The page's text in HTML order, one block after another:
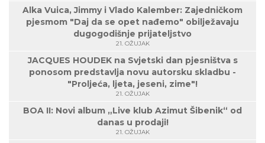
Alka Vuica, Jimmy i Vlado Kalember: Zajedničkom
pjesmom "Daj da se opet nađemo" obilježavaju
dugogodišnje prijateljstvo
21. OŽUJAK
JACQUES HOUDEK na Svjetski dan pjesništva s
ponosom predstavlja novu autorsku skladbu -
"Proljeća, ljeta, jeseni, zime"!
21. OŽUJAK
BOA II: Novi album „Live klub Azimut Šibenik“ od
danas u prodaji!
21. OŽUJAK